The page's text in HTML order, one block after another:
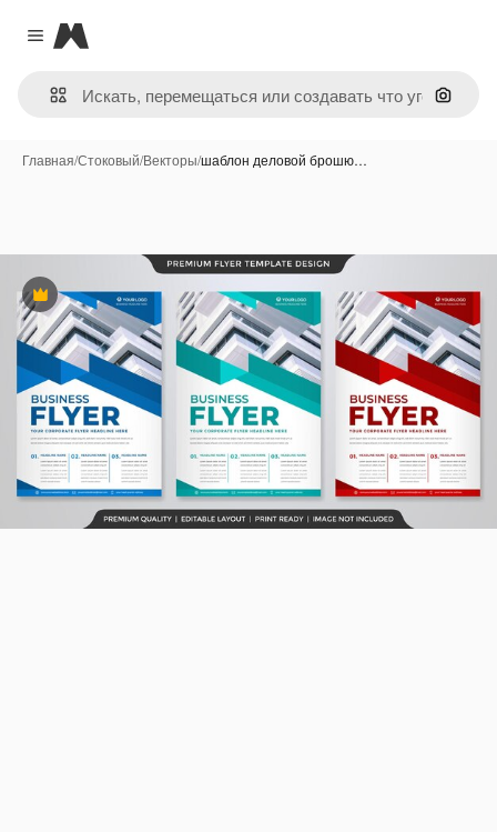
Close menu
Magnific
Поиск
Главная/Стоковый/Векторы/шаблон деловой брошю…
Премиум